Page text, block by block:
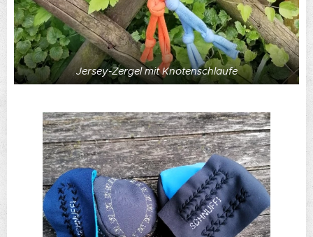
Jersey-Zergel mit Knotenschlaufe